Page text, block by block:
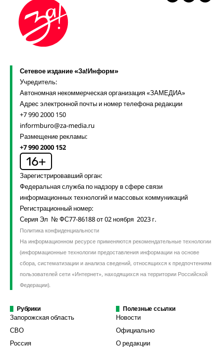
Сетевое издание «За!Информ»
Учредитель:
Автономная некоммерческая организация «ЗАМЕДИА»
Адрес электронной почты и номер телефона редакции
+7 990 2000 150
informburo@za-media.ru
Размещение рекламы:
+7 990 2000 152
Зарегистрировавший орган:
Федеральная служба по надзору в сфере связи
информационных технологий и массовых коммуникаций
Регистрационный номер:
Серия Эл № ФС77-86188 от 02 ноября 2023 г.
Политика конфиденциальности
На информационном ресурсе применяются рекомендательные технологии
(информационные технологии предоставления информации на основе
сбора, систематизации и анализа сведений, относящихся к предпочтениям
пользователей сети «Интернет», находящихся на территории Российской
Федерации).
Рубрики
Запорожская область
СВО
Россия
Полезные ссылки
Новости
Официально
О редакции